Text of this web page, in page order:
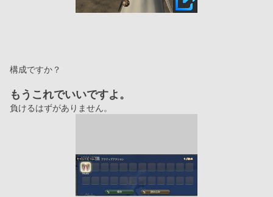
構成ですか？
もうこれでいいですよ。
負けるはずがありません。